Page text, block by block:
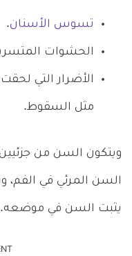
تسوس الأسنان.
الحشوات
الأضرار التي
مثل السقوط.
ويتكون السن من
السن المرئي في الفم،
يثبت السن في موضعه.